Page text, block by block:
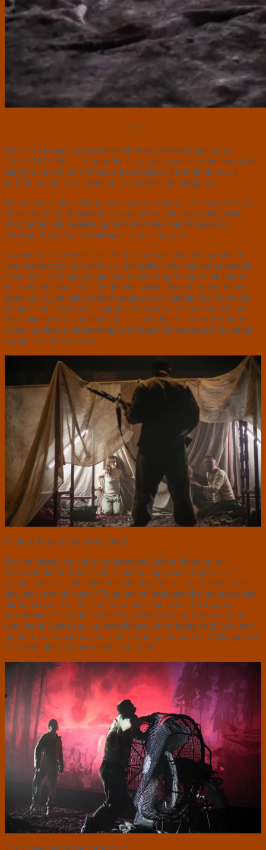
⭐⭐⭐⭐
Henrik Grimbäck har iscenesat Howard Barkers krigsdrama I
TILFÆLDE AF… i Skuespilhuset, og den svenske sceneinstruktør
har gjort en dyd ud af Barkers nådesløshed. I forhold til krig. I
forhold til vold, og i forhold til menneskets fejlbarlighed.
De fire skuespillere Marina Bouras, Tom Jensen, Alexander Bryld
Obaze og Karla Rosendahl er karaktererne på krigsskuepladsen,
hvor moral, etik, følelser og relationer bliver sat på spidsen i
Christian Friedländers tøjlesløse krigsscenografi.
Gennem ti små scener viser Barker hvordan små fejl kan blive til
store katastrofer, og hvordan vi mennesker ofte reagerer i pressede
situationer. Små ligegyldige ting bliver i krig til afgørende faktorer
for hvem der skal leve eller dø, henkastede bemærkninger bliver
pustet op, og en enkel forkert sætning eller handling kan blive din
families død. Og hvad er rigtigt eller forkert, når væveren i teltet,
hvor maden er ved at slippe op, ser muligheder i at bruge blod fra
sårede og døde til indfarvningen af ulden til hans tæpper. Er moral
vigtigere end overlevelse?
Vi vil så forfærdeligt gerne forstå!
Kan en hustru, der i al sin godtroenhed lukker døren op for
terrorister der bortfører hendes mand, nogensinde tilgives? Er
kvinden der viser sin ankel den skyldige, eller er det manden, der
ikke kan styre sit begær? Er en mor en beskytter eller en morderske,
når hun tager livet af sin datter for at skåne hende fra krigens
grusomheder? Henrik Grimbäck pensler Howard Barkers ord ud
som var de hans egne, og forestillingen, hvor heftig vind, høje lyde
og blink fra bomberne konstant påvirker publikum på Mellemgulvet,
er bestemt ikke for børn eller sarte sjæle.